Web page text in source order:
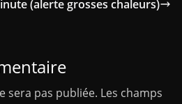
(alerte grosses chaleurs)
sera pas publiée. Les champs